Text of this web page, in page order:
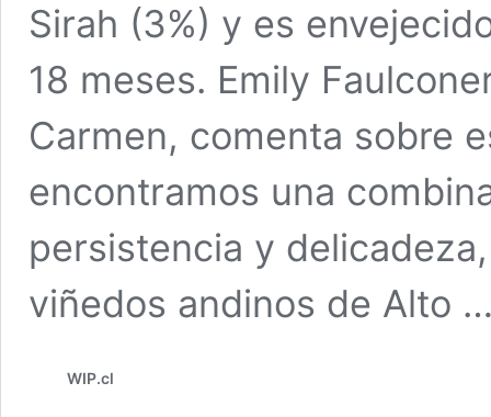
Sirah (3%) y es
18 meses. Emily
Carmen, comenta sobre
encontramos una
persistencia y
viñedos andinos de Alto
WIP.cl